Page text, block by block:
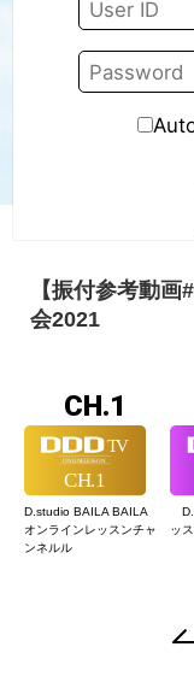
【振付参考動
会2021
CH.1
D.studio BAILA BAILA
オンラインレッスンチャ
ンネルル
ッ